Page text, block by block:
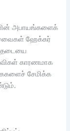
அபாயங்களைக்
ஹேக்கர்
தடையை
காரணமாக
சேமிக்க